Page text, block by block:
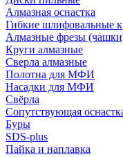
Алмазная оснастка
Гибкие шлифовальные
Алмазные фрезы
Круги алмазные
Сверла алмазные
Полотна для МФИ
Насадки для МФИ
Свёрла
Сопутствующая
Буры
SDS-plus
Пайка и наплавка